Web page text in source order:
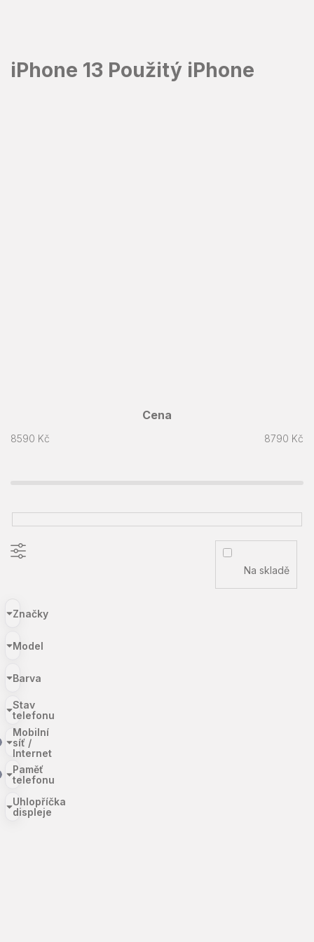
iPhone 13 Použitý iPhone
Cena
8590 Kč 8790 Kč
Na skladě
Značky
Model
Barva
Stav
telefonu
Mobilní
síť /
Internet
Paměť
telefonu
Uhlopříčka
displeje